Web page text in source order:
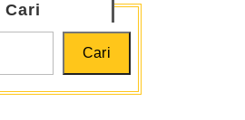
Cari
Cari